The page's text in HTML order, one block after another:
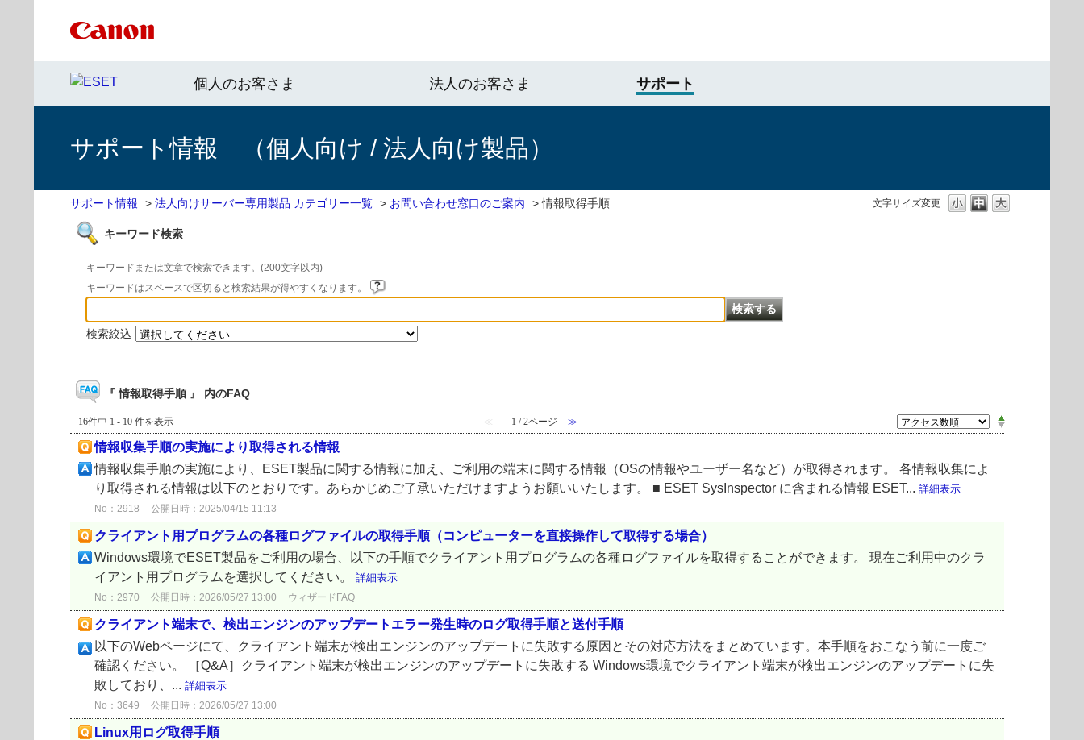
個人のお客さま 法人のお客さま サポート
サポート情報 （個人向け / 法人向け製品）
文字サイズ変更
サポート情報 > 法人向けサーバー専用製品 カテゴリー一覧 > お問い合わせ窓口のご案内 >情報取得手順
キーワード検索
キーワードまたは文章で検索できます。(200文字以内)
キーワードはスペースで区切ると検索結果が得やすくなります。
検索絞込
『 情報取得手順 』 内のFAQ
16件中 1 - 10 件を表示 ≪ 1 / 2ページ ≫
情報収集手順の実施により取得される情報
情報収集手順の実施により、ESET製品に関する情報に加え、ご利用の端末に関する情報（OSの情報やユーザー名など）が取得されます。 各情報収集によ
り取得される情報は以下のとおりです。あらかじめご了承いただけますようお願いいたします。 ■ ESET SysInspector に含まれる情報 ESET... 詳細表示
No：2918 公開日時：2025/04/15 11:13
クライアント用プログラムの各種ログファイルの取得手順（コンピューターを直接操作して取得する場合）
Windows環境でESET製品をご利用の場合、以下の手順でクライアント用プログラムの各種ログファイルを取得することができます。 現在ご利用中のクラ
イアント用プログラムを選択してください。 詳細表示
No：2970 公開日時：2026/05/27 13:00 ウィザードFAQ
クライアント端末で、検出エンジンのアップデートエラー発生時のログ取得手順と送付手順
以下のWebページにて、クライアント端末が検出エンジンのアップデートに失敗する原因とその対応方法をまとめています。本手順をおこなう前に一度ご
確認ください。 ［Q&A］クライアント端末が検出エンジンのアップデートに失敗する Windows環境でクライアント端末が検出エンジンのアップデートに失
敗しており、... 詳細表示
No：3649 公開日時：2026/05/27 13:00
Linux用ログ取得手順